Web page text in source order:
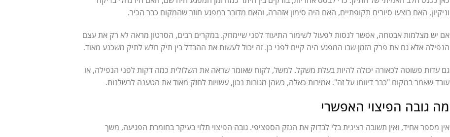
וניקיון, האם בוצעו סיורים תקופתיים, האם היה סימון אזהרה, והאם מדובר במפגע חוזר שהמקום כבר הכיר.
אם יש מצלמות אבטחה, אפשר לנסות לפעול לשימור התיעוד לפני שיימחק. במקרים רבים, הסרטון מראה לא רק את עצם
הנפילה אלא גם את פרק הזמן שבו המפגע היה קיים לפני כן. זה יכול לעשות את ההבדל בין תיק חלש לתיק משכנע מאוד.
גם עדות פשוטה לכאורה יכולה להיות בעלת משקל. למשל, לקוח שאומר שראה את השלולית כמה דקות לפני הנפילה, או
עובד שאמר במקום "כבר דיווחו על זה". אמירות כאלה, כשהן מגובות נכון, עשויות לחזק מאוד את הטענה לרשלנות.
מה גובה הפיצוי האפשרי
אין מספר אחיד, ואין תשובה רצינית בלי לבדוק את הנזק הספציפי. גובה הפיצוי תלוי בעיקר בחומרת הפגיעה, משך